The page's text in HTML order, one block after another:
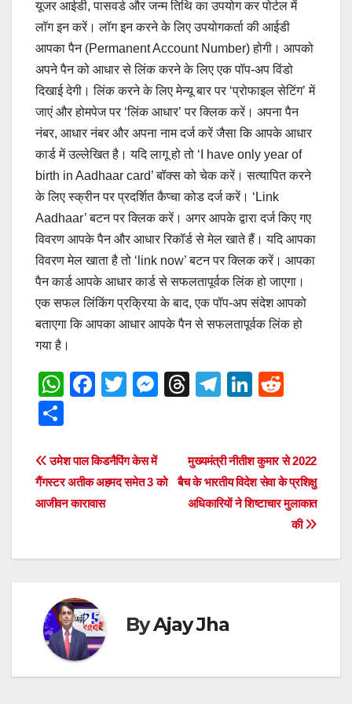
यूजर आईडी, पासवर्ड और जन्म तिथि का उपयोग कर पोर्टल में
लॉग इन करें। लॉग इन करने के लिए उपयोगकर्ता की आईडी
आपका पैन (Permanent Account Number) होगी। आपको
अपने पैन को आधार से लिंक करने के लिए एक पॉप-अप विंडो
दिखाई देगी। लिंक करने के लिए मेन्यू बार पर ‘प्रोफाइल सेटिंग’ में
जाएं और होमपेज पर ‘लिंक आधार’ पर क्लिक करें। अपना पैन
नंबर, आधार नंबर और अपना नाम दर्ज करें जैसा कि आपके आधार
कार्ड में उल्लेखित है। यदि लागू हो तो ‘I have only year of
birth in Aadhaar card’ बॉक्स को चेक करें। सत्यापित करने
के लिए स्क्रीन पर प्रदर्शित कैप्चा कोड दर्ज करें। ‘Link
Aadhaar’ बटन पर क्लिक करें। अगर आपके द्वारा दर्ज किए गए
विवरण आपके पैन और आधार रिकॉर्ड से मेल खाते हैं। यदि आपका
विवरण मेल खाता है तो ‘link now’ बटन पर क्लिक करें। आपका
पैन कार्ड आपके आधार कार्ड से सफलतापूर्वक लिंक हो जाएगा।
एक सफल लिंकिंग प्रक्रिया के बाद, एक पॉप-अप संदेश आपको
बताएगा कि आपका आधार आपके पैन से सफलतापूर्वक लिंक हो
गया है।
W
s
A
p
F
e
b
o
k
T
er
M
n
T
a
d
s
T
gr
a
m
Li
e
dI
n
di
t
ar
e
Post
navigation
मुख्यमंत्री नीतीश कुमार से 2022
बैच के भारतीय विदेश सेवा के प्रशिक्षु
अधिकारियों ने शिष्टाचार मुलाकात
की
उमेश पाल किडनैपिंग केस में
गैंगस्टर अतीक अहमद समेत 3 को
आजीवन कारावास
ByAjay Jha